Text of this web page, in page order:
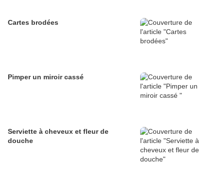
Cartes brodées
Pimper un miroir cassé
Serviette à cheveux et fleur de
douche